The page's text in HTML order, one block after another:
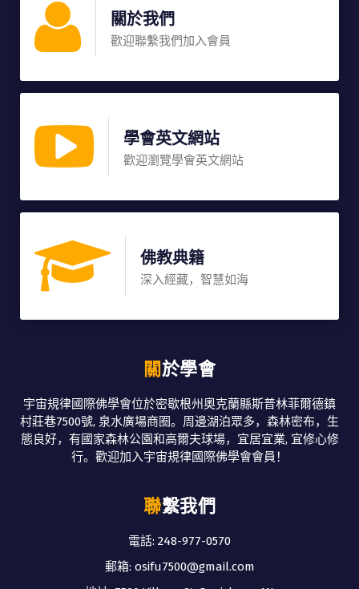
關於我們
歡迎聯繫我們加入會員
學會英文網站
歡迎瀏覽學會英文網站
佛教典籍
深入經藏，智慧如海
關於學會
宇宙規律國際佛學會位於密歇根州奧克蘭縣斯普林菲爾德鎮
村莊巷7500號, 泉水廣場商圈。周邊湖泊眾多，森林密布，生
態良好，有國家森林公園和高爾夫球場，宜居宜業, 宜修心修
行。歡迎加入宇宙規律國際佛學會會員！
聯繫我們
電話: 248-977-0570
郵箱: osifu7500@gmail.com